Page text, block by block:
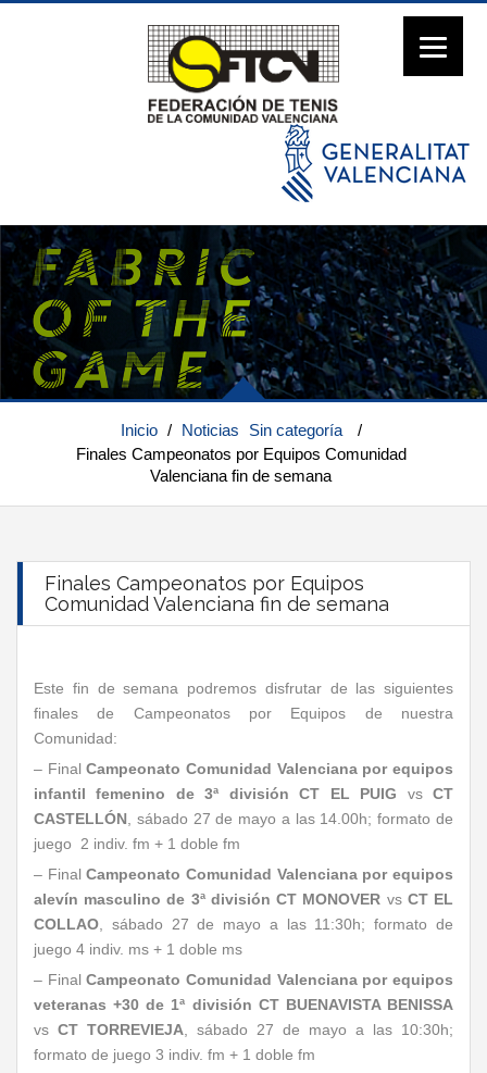
Inicio / Noticias Sin categoría
/
Finales Campeonatos por Equipos Comunidad
Valenciana fin de semana
Finales Campeonatos por Equipos
Comunidad Valenciana fin de semana
Este fin de semana podremos disfrutar de las siguientes
finales de Campeonatos por Equipos de nuestra
Comunidad:
– FinalCampeonato Comunidad Valenciana por equipos
infantil femenino de 3ª división
CT EL PUIG vsCT
CASTELLÓN , sábado 27 de mayo a las 14.00h; formato de
juego 2 indiv. fm + 1 doble fm
– Final Campeonato Comunidad Valenciana por equipos
alevín masculino de 3ª división CT MONOVER vs CT EL
COLLAO , sábado 27 de mayo a las 11:30h; formato de
juego 4 indiv. ms + 1 doble ms
– FinalCampeonato Comunidad Valenciana por equipos
veteranas +30 de 1ª división CT BUENAVISTA BENISSA
vs CT TORREVIEJA , sábado 27 de mayo a las 10:30h;
formato de juego 3 indiv. fm + 1 doble fm